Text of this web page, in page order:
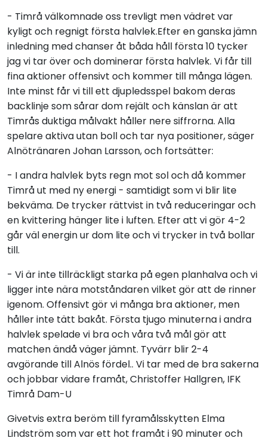
- Timrå välkomnade oss trevligt men vädret var
kyligt och regnigt första halvlek.Efter en ganska jämn
inledning med chanser åt båda håll första 10 tycker
jag vi tar över och dominerar första halvlek. Vi får till
fina aktioner offensivt och kommer till många lägen.
Inte minst får vi till ett djupledsspel bakom deras
backlinje som sårar dom rejält och känslan är att
Timrås duktiga målvakt håller nere siffrorna. Alla
spelare aktiva utan boll och tar nya positioner, säger
Alnötränaren Johan Larsson, och fortsätter:
- I andra halvlek byts regn mot sol och då kommer
Timrå ut med ny energi - samtidigt som vi blir lite
bekväma. De trycker rättvist in två reduceringar och
en kvittering hänger lite i luften. Efter att vi gör 4-2
går väl energin ur dom lite och vi trycker in två bollar
till.
- Vi är inte tillräckligt starka på egen planhalva och vi
ligger inte nära motståndaren vilket gör att de rinner
igenom. Offensivt gör vi många bra aktioner, men
håller inte tätt bakåt. Första tjugo minuterna i andra
halvlek spelade vi bra och våra två mål gör att
matchen ändå väger jämnt. Tyvärr blir 2-4
avgörande till Alnös fördel.. Vi tar med de bra sakerna
och jobbar vidare framåt, Christoffer Hallgren, IFK
Timrå Dam-U
Givetvis extra beröm till fyramålsskytten Elma
Lindström som var ett hot framåt i 90 minuter och